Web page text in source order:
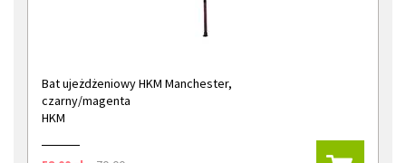
Bat ujeżdżeniowy HKM Manchester,
czarny/magenta
HKM